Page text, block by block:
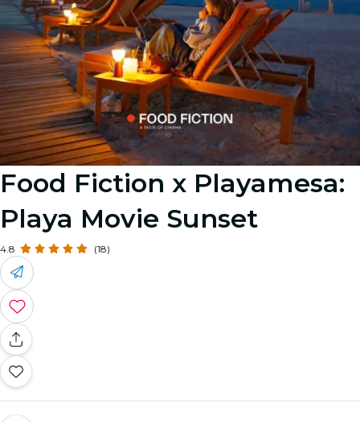
Food Fiction x Playamesa:
Playa Movie Sunset
4.8 (18)